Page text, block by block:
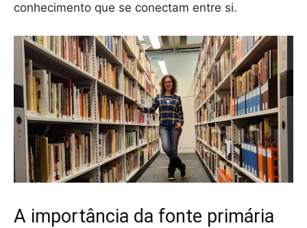
conhecimento que se conectam entre si.
A importância da fonte primária